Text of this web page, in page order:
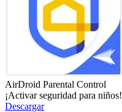
AirDroid Parental Control
¡Activar seguridad para niños!
Descargar